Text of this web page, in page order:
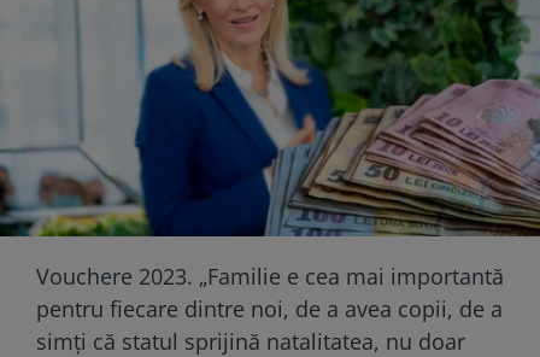
Vouchere 2023. „Familie e cea mai importantă
pentru fiecare dintre noi, de a avea copii, de a
simţi că statul sprijină natalitatea, nu doar